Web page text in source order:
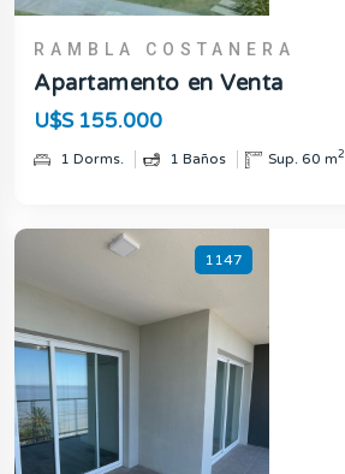
RAMBLA COSTANERA
Apartamento en Venta
U$S 155.000
1 Dorms. 1 Baños Sup. 60 m2
1147